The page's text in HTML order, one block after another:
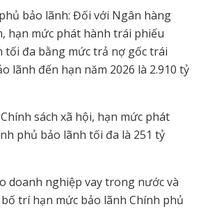
bảo lãnh: Đối với Ngân hàng
hạn mức phát hành trái phiếu
tối đa bằng mức trả nợ gốc trái
lãnh đến hạn năm 2026 là 2.910 tỷ
sách xã hội, hạn mức phát
phủ bảo lãnh tối đa là 251 tỷ
doanh nghiệp vay trong nước và
trí hạn mức bảo lãnh Chính phủ